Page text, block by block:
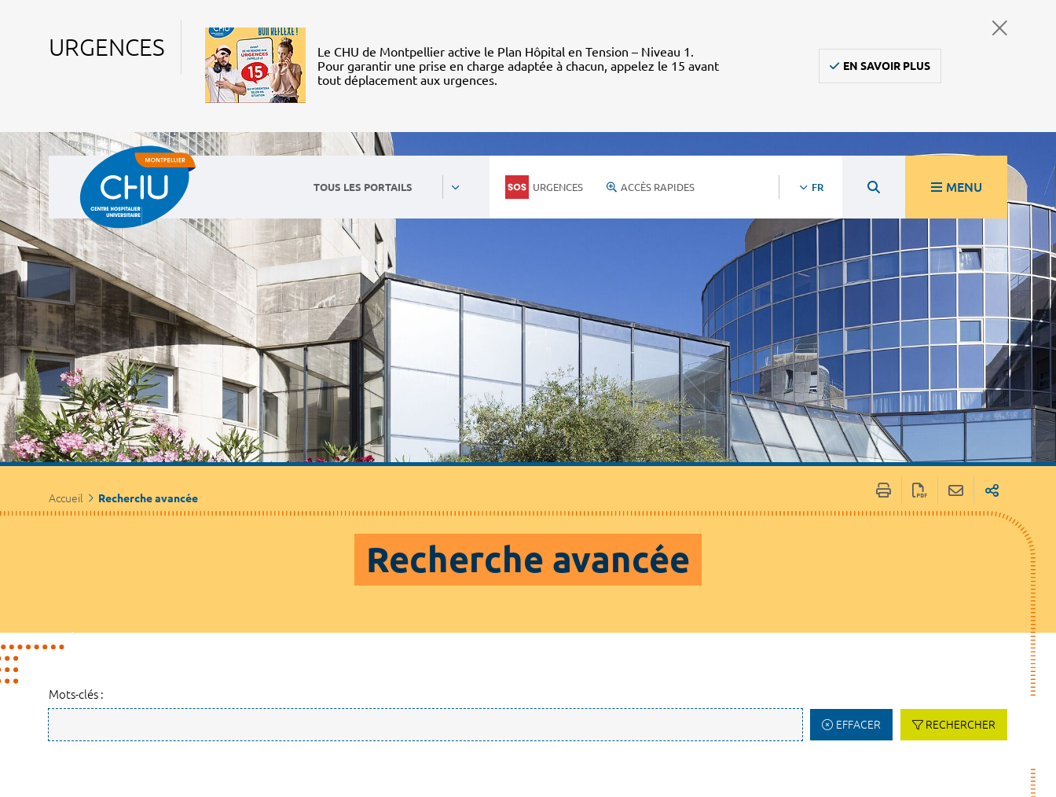
URGENCES
Le CHU de Montpellier active le Plan Hôpital en Tension – Niveau 1.
Pour garantir une prise en charge adaptée à chacun, appelez le 15 avant
tout déplacement aux urgences.
EN SAVOIR PLUS
TOUS LES PORTAILS URGENCES ACCÈS RAPIDES FR MENU
Accueil Recherche avancée
Recherche avancée
Mots-clés :
EFFACER RECHERCHER